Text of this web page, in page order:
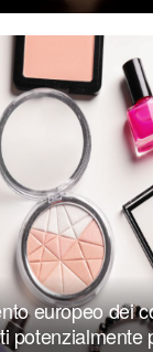
europeo dei
potenzialmente